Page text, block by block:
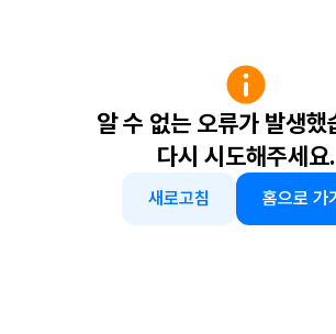
알 수 없는 오류가 발생했
다시 시도해주세요.
새로고침 홈으로 가기